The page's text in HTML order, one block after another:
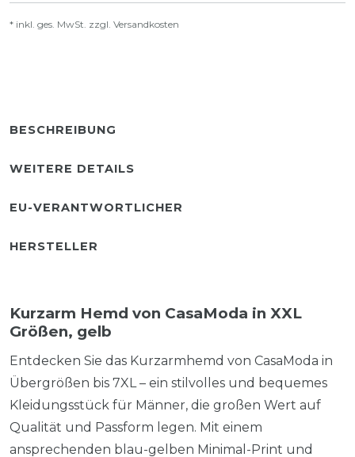
* inkl. ges. MwSt. zzgl. Versandkosten
BESCHREIBUNG
WEITERE DETAILS
EU-VERANTWORTLICHER
HERSTELLER
Kurzarm Hemd von CasaModa in XXL
Größen, gelb
Entdecken Sie das Kurzarmhemd von CasaModa in
Übergrößen bis 7XL – ein stilvolles und bequemes
Kleidungsstück für Männer, die großen Wert auf
Qualität und Passform legen. Mit einem
ansprechenden blau-gelben Minimal-Print und